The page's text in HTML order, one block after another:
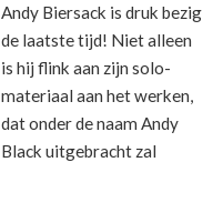
Andy Biersack is druk bezig
de laatste tijd! Niet alleen
is hij flink aan zijn solo-
materiaal aan het werken,
dat onder de naam Andy
Black uitgebracht zal